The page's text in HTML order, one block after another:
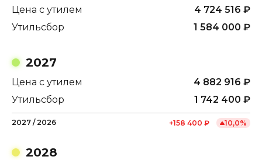
Цена с утилем 4 724 516 ₽
Утильсбор
1 584 000 ₽
2027
Цена с утилем 4 882 916 ₽
Утильсбор
1 742 400 ₽
2027 / 2026 +158 400 ₽ 10,0%
2028